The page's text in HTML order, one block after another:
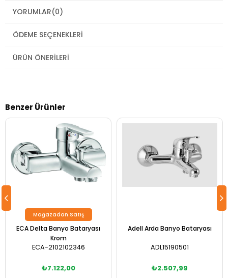
YORUMLAR(0)
ÖDEME SEÇENEKLERI
ÜRÜN ÖNERILERI
Benzer Ürünler
ECA Delta Banyo Bataryası
Krom
ECA-2102102346
₺7.122,00
Mağazadan Satış
Adell Arda Banyo Bataryası
ADL15190501
₺2.507,99